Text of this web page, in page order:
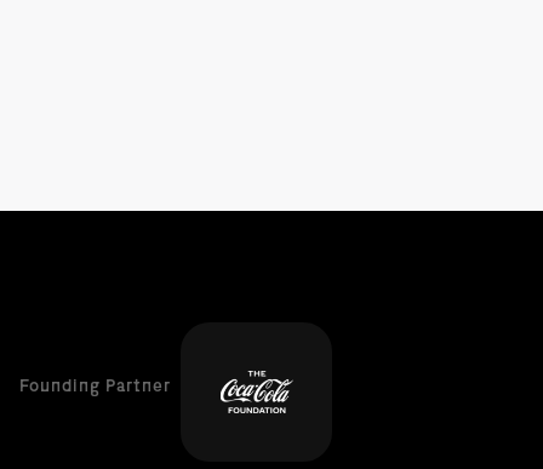
Founding Partner